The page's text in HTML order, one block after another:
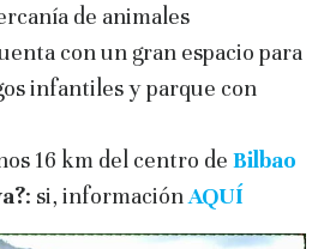
de animales
con un gran espacio para
infantiles y parque con
16 km del centro de Bilbao
: si, informaciónAQUÍ